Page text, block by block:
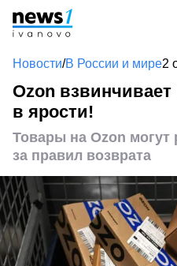
Новости/В России и мире2
Ozon
в ярости!
Товары на Ozon могут
за правил возврата